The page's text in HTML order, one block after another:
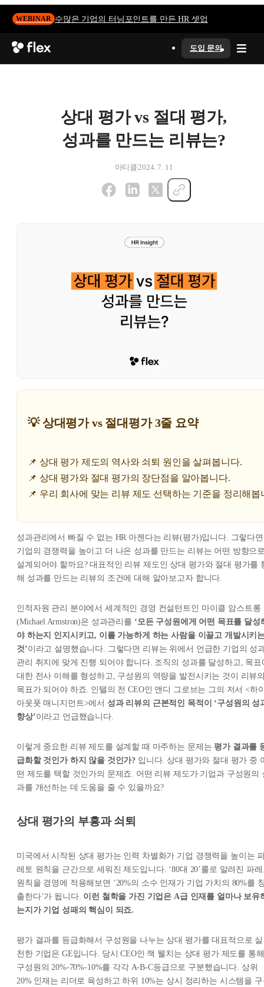
WEBINAR 수많은 기업의 터닝포인트를 만든 HR 셋업
도입 문의
상대 평가 vs 절대 평가,
성과를 만드는 리뷰는?
아티클 2024. 7. 11
💡 상대평가 vs 절대평가 3줄 요약
📌 상대 평가 제도의 역사와 쇠퇴 원인을 살펴봅니다.
📌 상대 평가와 절대 평가의 장단점을 알아봅니다.
📌 우리 회사에 맞는 리뷰 제도 선택하는 기준을 정리해봅
성과관리에서 빠질 수 없는 HR 아젠다는 리뷰(평가)입니다. 그렇다면
기업의 경쟁력을 높이고 더 나은 성과를 만드는 리뷰는 어떤 방향으
설계되어야 할까요? 대표적인 리뷰 제도인 상대 평가와 절대 평가를
해 성과를 만드는 리뷰의 조건에 대해 알아보고자 합니다.
인적자원 관리 분야에서 세계적인 경영 컨설턴트인 마이클 암스트롱
(Michael Armstron)은 성과관리를 ‘모든 구성원에게 어떤 목표를 달성
야 하는지 인지시키고, 이를 가능하게 하는 사람을 이끌고 개발시키
것’이라고 설명했습니다. 그렇다면 리뷰는 위에서 언급한 기업의 성
관리 취지에 맞게 진행 되어야 합니다. 조직의 성과를 달성하고, 목표
대한 전사 이해를 형성하고, 구성원의 역량을 발전시키는 것이 리뷰
목표가 되어야 하죠. 인텔의 전 CEO인 앤디 그로브는 그의 저서 <하
아웃풋 매니지먼트>에서 성과 리뷰의 근본적인 목적이 ‘구성원의 성
향상’이라고 언급했습니다.
이렇게 중요한 리뷰 제도를 설계할 때 마주하는 문제는평가 결과를
급화할 것인가 하지 않을 것인가? 입니다. 상대 평가와 절대 평가 중
떤 제도를 택할 것인가의 문제죠. 어떤 리뷰 제도가 기업과 구성원의
과를 개선하는 데 도움을 줄 수 있을까요?
상대 평가의 부흥과 쇠퇴
미국에서 시작된 상대 평가는 인력 차별화가 기업 경쟁력을 높이는
레토 원칙을 근간으로 세워진 제도입니다. ‘80대 20’룰로 알려진 파
원칙을 경영에 적용해보면 ‘20%의 소수 인재가 기업 가치의 80%를
출한다’가 됩니다. 이런 철학을 가진 기업은 A급 인재를 얼마나 보유
는지가 기업 성패의 핵심이 되죠.
평가 결과를 등급화해서 구성원을 나누는 상대 평가를 대표적으로 실
천한 기업은 GE입니다. 당시 CEO인 잭 웰치는 상대 평가 제도를 통해
구성원의 20%-70%-10%를 각각 A-B-C등급으로 구분했습니다. 상위
20% 인재는 리더로 육성하고 하위 10%는 상시 정리하는 시스템을